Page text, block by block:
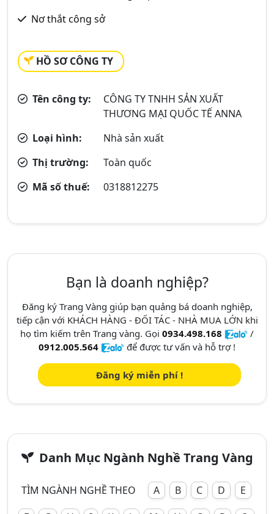
Nơ thắt công sở
HỒ SƠ CÔNG TY
Tên công ty:
CÔNG TY TNHH SẢN XUẤT
THƯƠNG MẠI QUỐC TẾ ANNA
Loại hình:
Nhà sản xuất
Thị trường:
Toàn quốc
Mã số thuế:
0318812275
Bạn là doanh nghiệp?
Đăng ký Trang Vàng giúp bạn quảng bá doanh nghiệp,
tiếp cận với KHÁCH HÀNG - ĐỐI TÁC - NHÀ MUA LỚN khi
họ tìm kiếm trên Trang vàng. Gọi 0934.498.168
/
0912.005.564
để được tư vấn và hỗ trợ !
Đăng ký miễn phí !
Danh Mục Ngành Nghề Trang Vàng
TÌM NGÀNH NGHỀ THEO A B C D
E